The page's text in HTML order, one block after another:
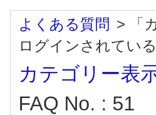
よくある質問 >
「
ログインされてい
カテゴリー表
FAQ No. : 51